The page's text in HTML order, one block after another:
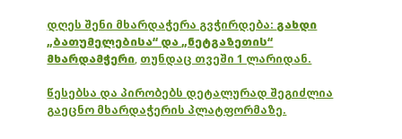
დღეს შენი მხარდაჭერა გვჭირდება: გახდი
„ბათუმელებისა“ და „ნეტგაზეთის“
მხარდამჭერი, თუნდაც თვეში 1 ლარიდან.
წესებსა და პირობებს დეტალურად შეგიძლია
გაეცნო მხარდაჭერის პლატფორმაზე.